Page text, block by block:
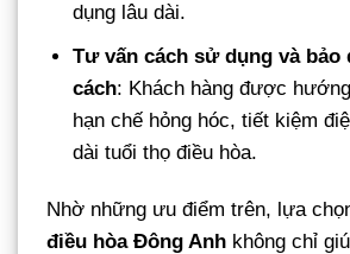
dụng lâu dài.
Tư vấn cách sử dụng và
cách: Khách hàng được
hạn chế hỏng hóc, tiết kiệm
dài tuổi thọ điều hòa.
Nhờ những ưu điểm trên, lựa
điều hòa Đông Anh không chỉ